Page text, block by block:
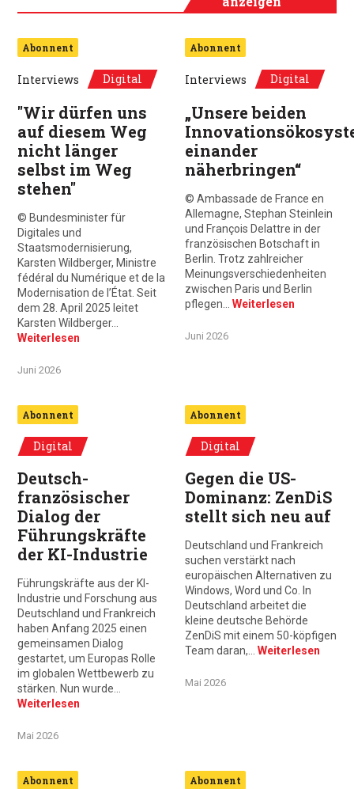
Abonnent
Interviews Digital
"Wir dürfen uns
auf diesem Weg
nicht länger
selbst im Weg
stehen"
© Bundesminister für
Digitales und
Staatsmodernisierung,
Karsten Wildberger, Ministre
fédéral du Numérique et de la
Modernisation de l’État. Seit
dem 28. April 2025 leitet
Karsten Wildberger…
Weiterlesen
Juni 2026
Abonnent
Interviews Digital
„Unsere beiden
einander
näherbringen“
© Ambassade de France en
Allemagne, Stephan Steinlein
und François Delattre in der
französischen Botschaft in
Berlin. Trotz zahlreicher
Meinungsverschiedenheiten
zwischen Paris und Berlin
pflegen… Weiterlesen
Juni 2026
Abonnent
Digital
Deutsch-
französischer
Dialog der
Führungskräfte
der KI-Industrie
Führungskräfte aus der KI-
Industrie und Forschung aus
Deutschland und Frankreich
haben Anfang 2025 einen
gemeinsamen Dialog
gestartet, um Europas Rolle
im globalen Wettbewerb zu
stärken. Nun wurde…
Weiterlesen
Mai 2026
Abonnent
Digital
Gegen die US-
Dominanz: ZenDiS
stellt sich neu auf
Deutschland und Frankreich
suchen verstärkt nach
europäischen Alternativen zu
Windows, Word und Co. In
Deutschland arbeitet die
kleine deutsche Behörde
ZenDiS mit einem 50-köpfigen
Team daran,… Weiterlesen
Mai 2026
Abonnent Abonnent